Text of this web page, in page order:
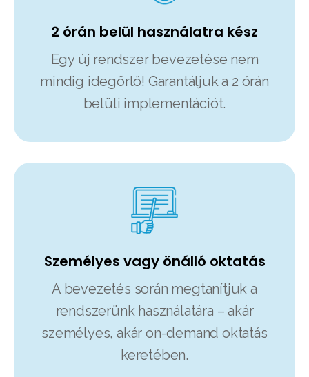
2 órán belül használatra kész
Egy új rendszer bevezetése nem
mindig idegőrlő! Garantáljuk a 2 órán
belüli implementációt.
Személyes vagy önálló oktatás
A bevezetés során megtanítjuk a
rendszerünk használatára – akár
személyes, akár on-demand oktatás
keretében.